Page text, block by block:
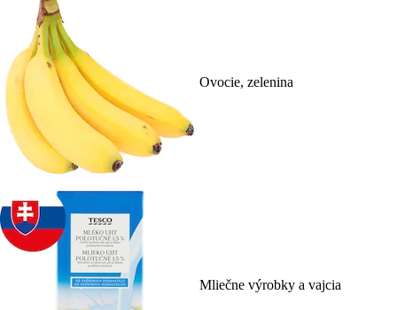
Ovocie, zelenina
Mliečne výrobky a vajcia